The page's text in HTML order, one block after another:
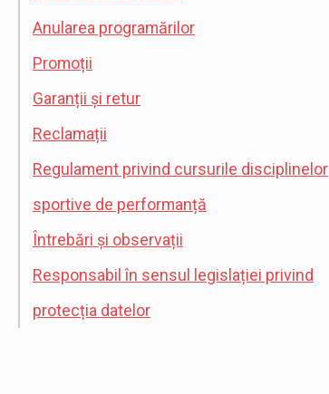
Anularea programărilor
Promoții
Garanții și retur
Reclamații
Regulament privind cursurile disciplinelor
sportive de performanță
Întrebări și observații
Responsabil în sensul legislației privind
protecția datelor